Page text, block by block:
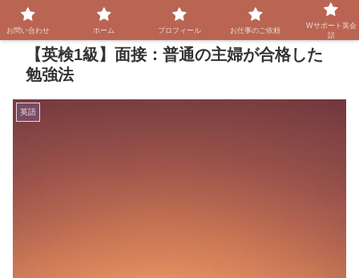
【英検1級】面接：普通の主婦が合格した
勉強法
英語
お問い合わせ ホーム プロフィール お仕事のご依頼
Wサポート英会
話